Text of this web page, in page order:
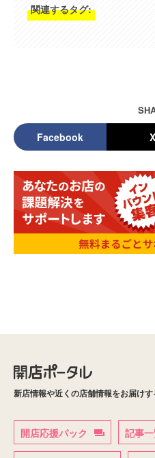
関連するタグ:
Facebook X
新店情報や近くの店舗情報をお届け
開店応援パック 記事